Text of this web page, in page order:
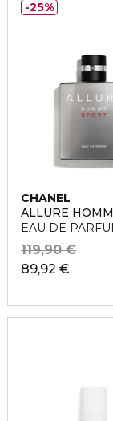
CHANEL
ALLURE
EAU DE
89,92 €
119,90 €
25%